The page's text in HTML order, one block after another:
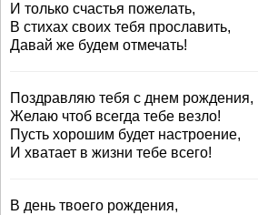
И только счастья пожелать,
В стихах своих тебя прославить,
Давай же будем отмечать!
Поздравляю тебя с днем рождения,
Желаю чтоб всегда тебе везло!
Пусть хорошим будет настроение,
И хватает в жизни тебе всего!
В день твоего рождения,